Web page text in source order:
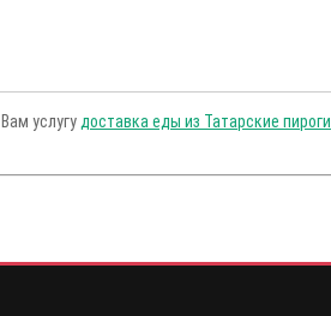
услугу доставка еды из Татарские пироги